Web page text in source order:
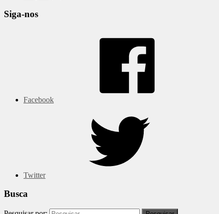
Siga-nos
Facebook
Twitter
Busca